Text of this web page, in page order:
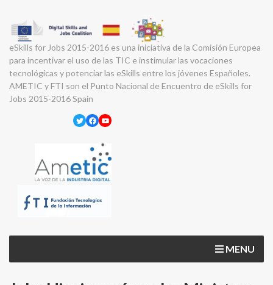
eSkills for Jobs 2015-2016 es una iniciativa de la Comisión Europea
para incentivar el uso de las TIC e instimular las vocaciones
tecnológicas y potenciar las eSkills entre los jóvenes Españoles.
AMETIC y FTI son el Punto Nacional de Encuentro de eSkills for
Jobs 2015-2016 Spain
Twitter
Facebook
YouTube
MENU